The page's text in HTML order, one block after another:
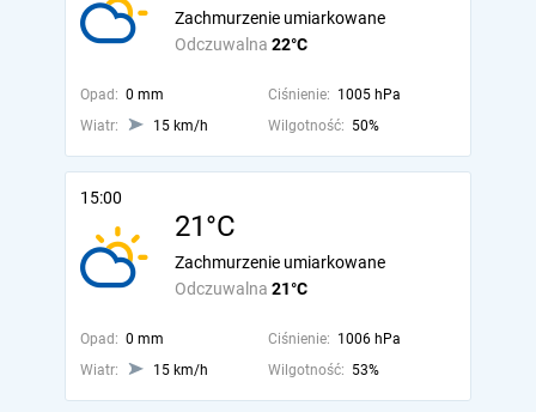
Odczuwalna 22°C
Zachmurzenie umiarkowane
Opad: 0 mm Ciśnienie: 1005 hPa
Wiatr:
15 km/h Wilgotność: 50%
15:00
21°C
Odczuwalna 21°C
Zachmurzenie umiarkowane
Opad: 0 mm Ciśnienie: 1006 hPa
Wiatr:
15 km/h Wilgotność: 53%